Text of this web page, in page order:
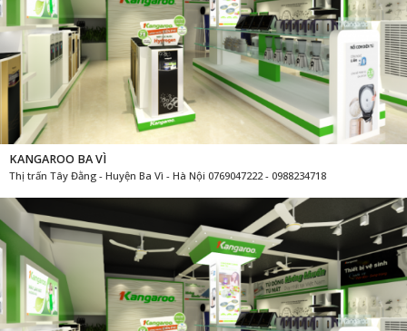
KANGAROO BA VÌ
Thị trấn Tây Đằng - Huyện Ba Vì - Hà Nội 0769047222 - 0988234718